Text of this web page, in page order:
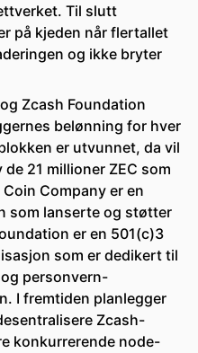
Til slutt
på kjeden når flertallet
og ikke bryter
Zcash Foundation
belønning for hver
er utvunnet, da vil
21 millioner ZEC som
Company er en
som lanserte og støtter
er en 501(c)3
som er dedikert til
personvern-
I fremtiden planlegger
Zcash-
konkurrerende node-